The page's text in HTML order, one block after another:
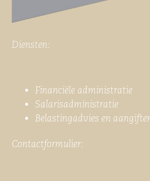
Diensten:
Financiële administratie
Salarisadministratie
Belastingadvies en
Contactformulier: